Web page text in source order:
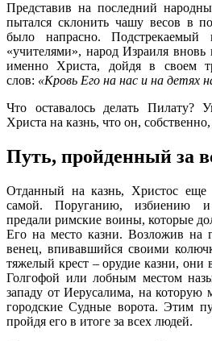
Представив на последний
пытался склонить чашу весов в
было напрасно.
«учителями», народ Израиля вновь
именно Христа, дойдя в своем
слов: «Кровь Его на нас и на детях
Что оставалось делать Пилату?
Христа на казнь, что он,
Путь, пройденный за
Отданный на казнь, Христос еще
самой. Поруганию, избиению и
предали римские воины, которые
Его на место казни. Возложив на
венец, впивавшийся своими
тяжелый крест – орудие казни,
Голгофой или лобным местом
западу от Иерусалима, на которую
городские Судные ворота. Этим
пройдя его в итоге за всех людей.